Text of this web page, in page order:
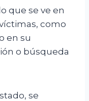
que se ve en
como
en su
o búsqueda
se